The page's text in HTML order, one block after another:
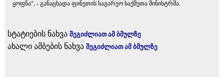
ყოფნა“, - განაცხადა ფინეთის საგარეო საქმეთა მინისტრმა.
სტატიების ნახვა შეგიძლიათ ამ ბმულზე
ახალი ამბების ნახვა შეგიძლიათ ამ ბმულზე